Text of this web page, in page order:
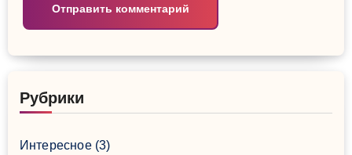
Рубрики
Интересное(3)